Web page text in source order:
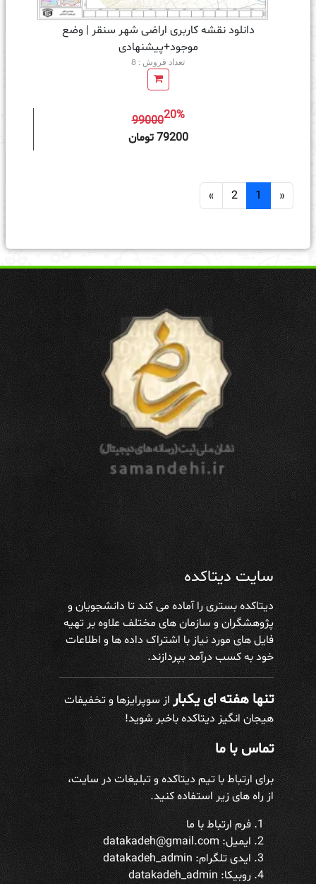
دانلود نقشه کاربری اراضی شهر سنقر | وضع
موجود+پیشنهادی
تعداد فروش : 8
9900020%
79200 تومان
«
1
2
»
سایت دیتاکده
دیتاکده بستری را آماده می کند تا دانشجویان و
پژوهشگران و سازمان های مختلف علاوه بر تهیه
فایل های مورد نیاز با اشتراک داده ها و اطلاعات
خود به کسب درآمد بپردازند.
تنها هفته ای یکباراز سوپرایزها و تخفیفات
هیجان انگیز دیتاکده باخبر شوید!
تماس با ما
برای ارتباط با تیم دیتاکده و تبلیغات در سایت،
از راه های زیر استفاده کنید.
فرم ارتباط با ما
ایمیل: datakadeh@gmail.com
ایدی تلگرام:datakadeh_admin
روبیکا: datakadeh_admin